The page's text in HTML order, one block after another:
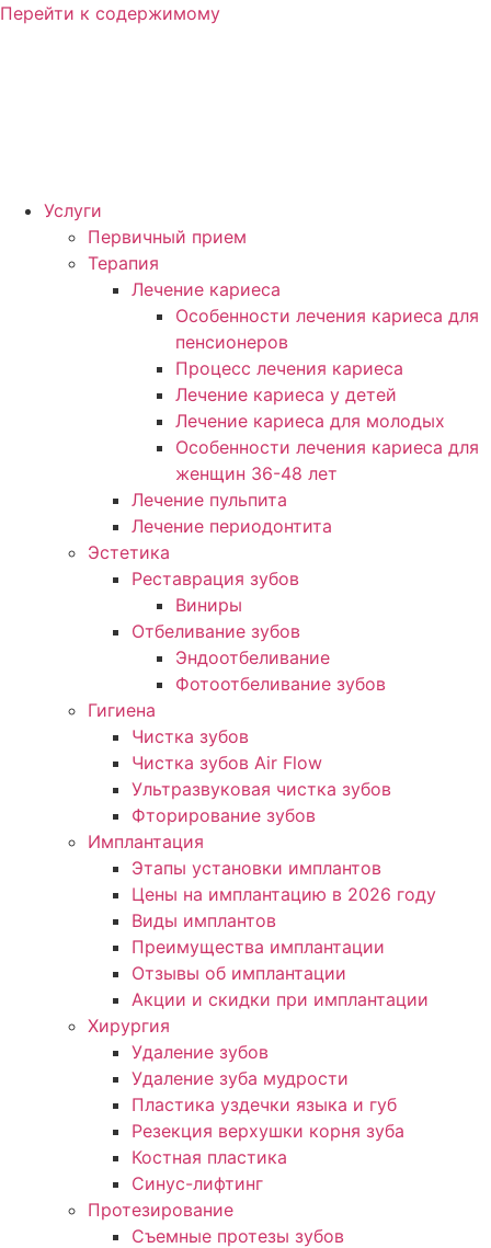
Перейти к содержимому
Услуги
Первичный прием
Терапия
Лечение кариеса
Особенности лечения кариеса для
пенсионеров
Процесс лечения кариеса
Лечение кариеса у детей
Лечение кариеса для молодых
Особенности лечения кариеса для
женщин 36-48 лет
Лечение пульпита
Лечение периодонтита
Эстетика
Реставрация зубов
Виниры
Отбеливание зубов
Эндоотбеливание
Фотоотбеливание зубов
Гигиена
Чистка зубов
Чистка зубов Air Flow
Ультразвуковая чистка зубов
Фторирование зубов
Имплантация
Этапы установки имплантов
Цены на имплантацию в 2026 году
Виды имплантов
Преимущества имплантации
Отзывы об имплантации
Акции и скидки при имплантации
Хирургия
Удаление зубов
Удаление зуба мудрости
Пластика уздечки языка и губ
Резекция верхушки корня зуба
Костная пластика
Синус-лифтинг
Протезирование
Съемные протезы зубов